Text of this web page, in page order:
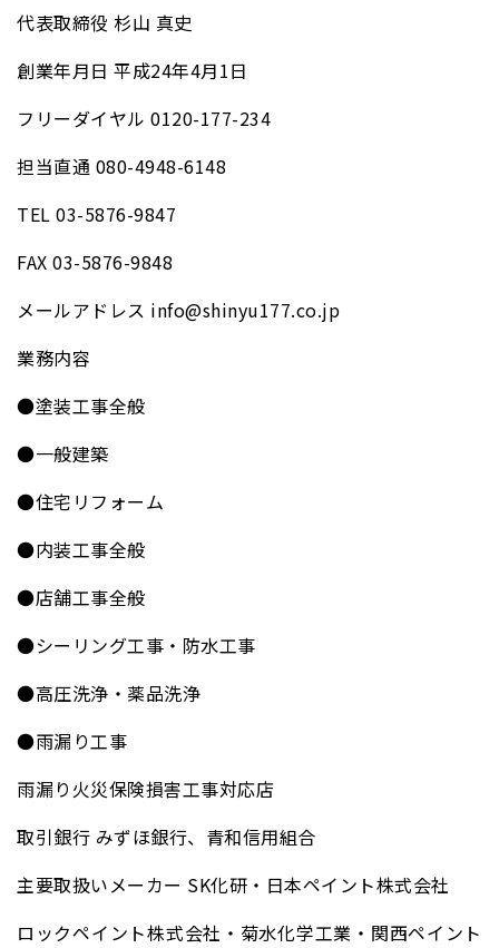
代表取締役 杉山 真史
創業年月日 平成24年4月1日
フリーダイヤル 0120-177-234
担当直通 080-4948-6148
TEL 03-5876-9847
FAX 03-5876-9848
メールアドレス info@shinyu177.co.jp
業務内容
●塗装工事全般
●一般建築
●住宅リフォーム
●内装工事全般
●店舗工事全般
●シーリング工事・防水工事
●高圧洗浄・薬品洗浄
●雨漏り工事
雨漏り火災保険損害工事対応店
取引銀行 みずほ銀行、青和信用組合
主要取扱いメーカー SK化研・日本ペイント株式会社
ロックペイント株式会社・菊水化学工業・関西ペイント